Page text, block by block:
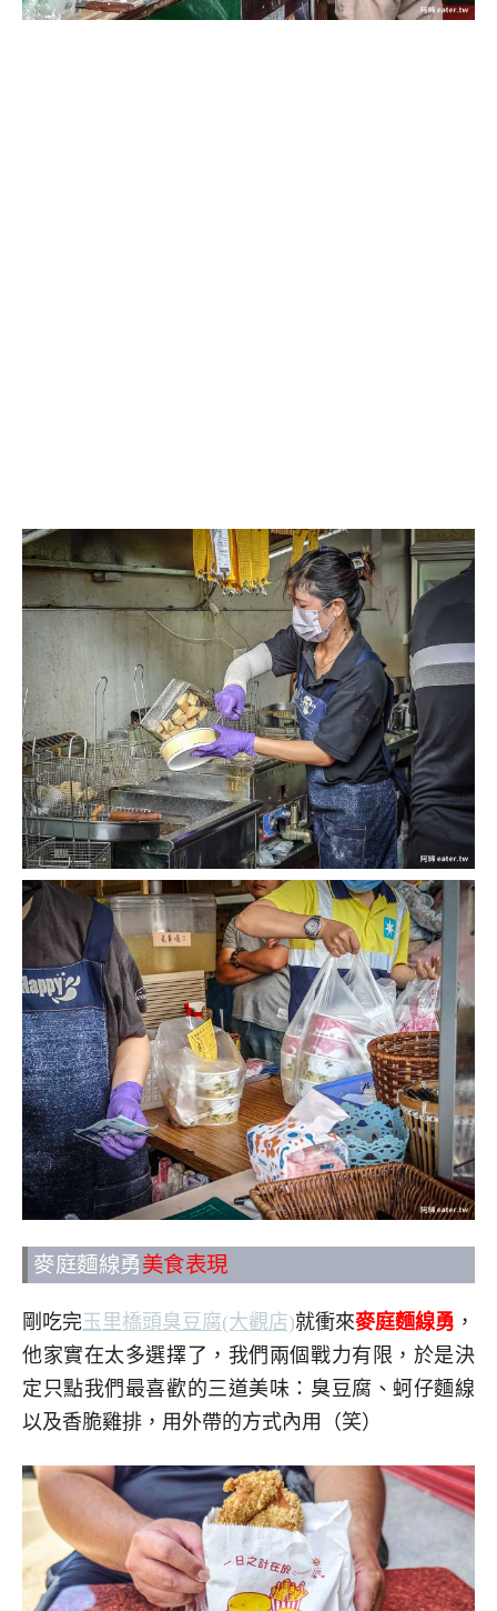
麥庭麵線勇美食表現
剛吃完玉里橋頭臭豆腐(大觀店)就衝來麥庭麵線勇 ，
他家實在太多選擇了，我們兩個戰力有限，於是決
定只點我們最喜歡的三道美味：臭豆腐、蚵仔麵線
以及香脆雞排，用外帶的方式內用（笑）